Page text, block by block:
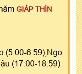
năm GIÁP THÌN
(5:00-6:59),Ngọ
(17:00-18:59)